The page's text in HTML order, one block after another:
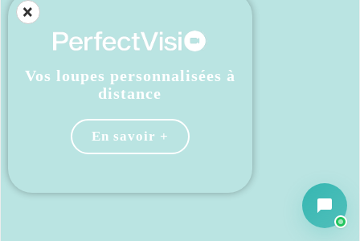
×
Vos loupes personnalisées à
distance
En savoir +